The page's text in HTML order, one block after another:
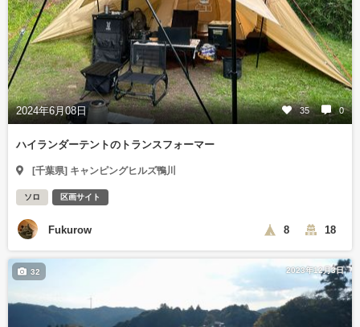
2024年6月08日 35 0
ハイランダーテントのトランスフォーマー
[千葉県] キャンピングヒルズ鴨川
ソロ 区画サイト
Fukurow 8 18
2023年12月3日
32